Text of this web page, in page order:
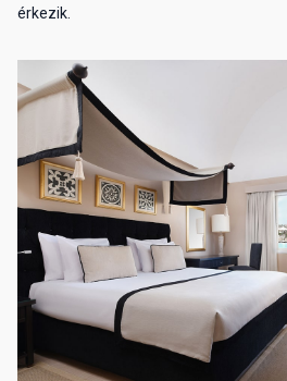
érkezik.